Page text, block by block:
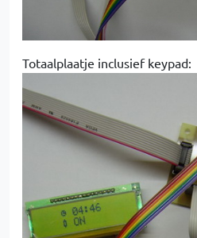
Totaalplaatje inclusief keypad: